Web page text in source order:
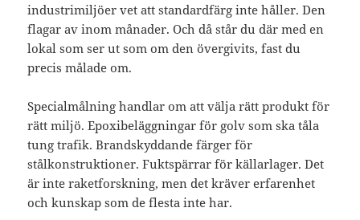
industrimiljöer vet att standardfärg inte håller. Den
flagar av inom månader. Och då står du där med en
lokal som ser ut som om den övergivits, fast du
precis målade om.
Specialmålning handlar om att välja rätt produkt för
rätt miljö. Epoxibeläggningar för golv som ska tåla
tung trafik. Brandskyddande färger för
stålkonstruktioner. Fuktspärrar för källarlager. Det
är inte raketforskning, men det kräver erfarenhet
och kunskap som de flesta inte har.